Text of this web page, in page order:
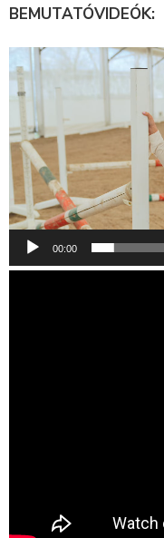
BEMUTATÓVIDEÓK:
Videólejátszó
00:00